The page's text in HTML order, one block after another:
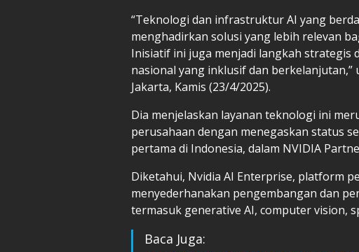
“Teknologi dan infrastruktur AI yang
menghadirkan solusi yang lebih relevan
Inisiatif ini juga menjadi langkah strategis
nasional yang inklusif dan
Jakarta, Kamis (23/4/2025).
Dia menjelaskan layanan teknologi ini
perusahaan dengan menegaskan status
pertama di Indonesia, dalam NVIDIA
Diketahui, Nvidia AI Enterprise, platform
menyederhanakan pengembangan dan
termasuk generative AI, computer vision,
Baca Juga: